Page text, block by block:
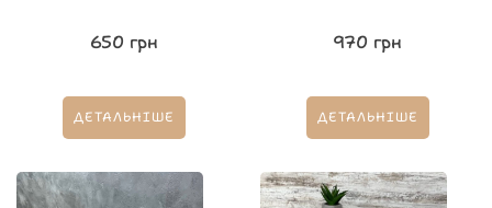
650 грн
ДЕТАЛЬНІШЕ
970 грн
ДЕТАЛЬНІШЕ